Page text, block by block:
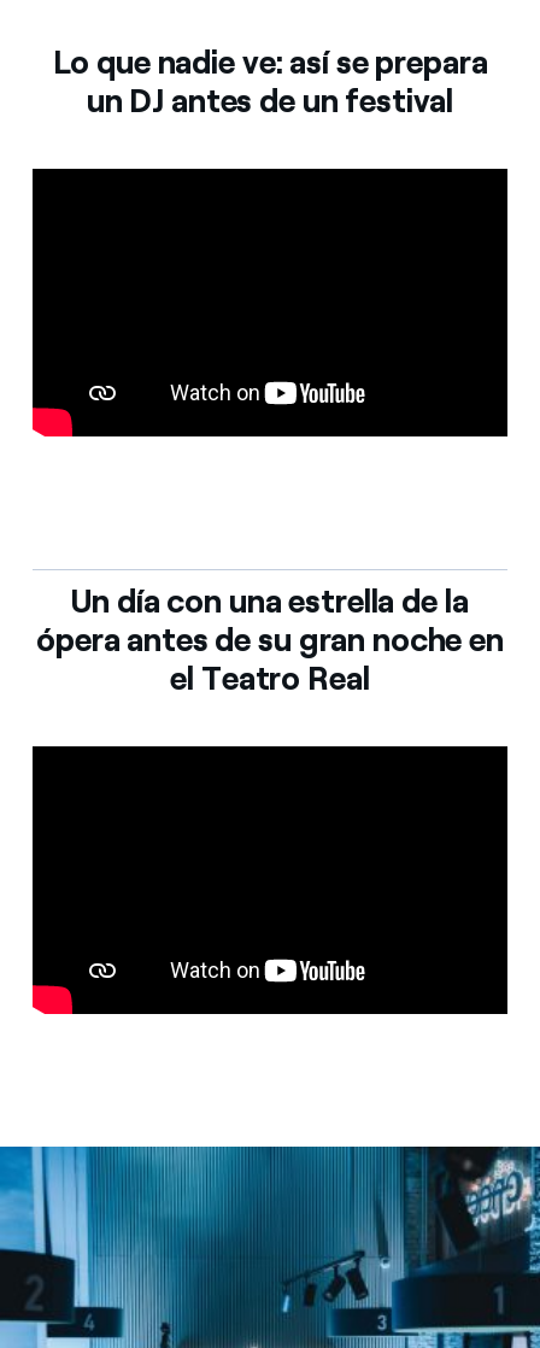
Lo que nadie ve: así se prepara
un DJ antes de un festival
Un día con una estrella de la
ópera antes de su gran noche en
el Teatro Real